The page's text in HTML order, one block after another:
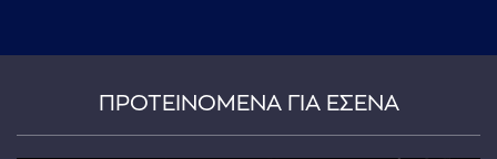
ΠΡΟΤΕΙΝΟΜΕΝΑ ΓΙΑ ΕΣΕΝΑ